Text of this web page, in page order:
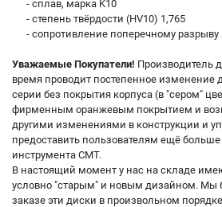
- сплав, марка K10
- степень твёрдости (HV10) 1,765
- сопротивление поперечному разрыву
Уважаемые Покупатели! Производитель
время проводит постепенное изменение
серии без покрытия корпуса (в "сером"
фирменным оранжевым покрытием и
другими изменениями в конструкции и
предоставить пользователям ещё
инструмента CMT.
В настоящий момент у нас на складе
условно "старым" и новым дизайном. Мы
заказе эти диски в произвольном